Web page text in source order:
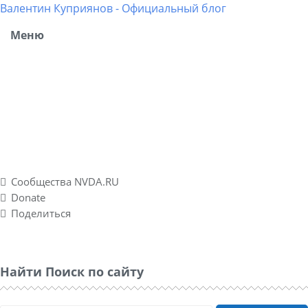
Валентин Куприянов - Официальный блог
Меню
Сообщества NVDA.RU
Donate
Поделиться
Найти Поиск по сайту